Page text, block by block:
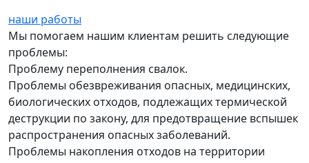
наши работы
Мы помогаем нашим клиентам решить следующие
проблемы:
Проблему переполнения свалок.
Проблемы обезвреживания опасных, медицинских,
биологических отходов, подлежащих термической
деструкции по закону, для предотвращение вспышек
распространения опасных заболеваний.
Проблемы накопления отходов на территории